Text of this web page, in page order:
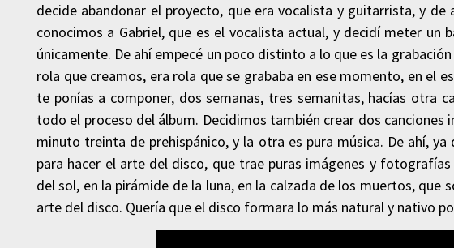
decide abandonar el proyecto, que era vocalista y guitarrista, y de
conocimos a Gabriel, que es el vocalista actual, y decidí meter
únicamente. De ahí empecé un poco distinto a lo que es la
rola que creamos, era rola que se grababa en ese momento, en el
te ponías a componer, dos semanas, tres semanitas, hacías otra
todo el proceso del álbum. Decidimos también crear dos
minuto treinta de prehispánico, y la otra es pura música. De ahí,
para hacer el arte del disco, que trae puras imágenes y
del sol, en la pirámide de la luna, en la calzada de los muertos,
arte del disco. Quería que el disco formara lo más natural y nativo